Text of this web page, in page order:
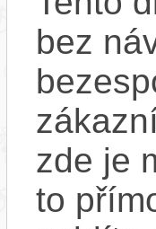
bez
zde je
to